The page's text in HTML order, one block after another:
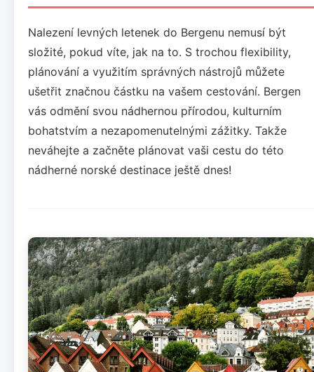
Nalezení levných letenek do Bergenu nemusí být
složité, pokud víte, jak na to. S trochou flexibility,
plánování a využitím správných nástrojů můžete
ušetřit značnou částku na vašem cestování. Bergen
vás odmění svou nádhernou přírodou, kulturním
bohatstvím a nezapomenutelnými zážitky. Takže
neváhejte a začněte plánovat vaši cestu do této
nádherné norské destinace ještě dnes!